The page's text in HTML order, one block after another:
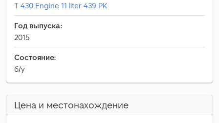
T 430 Engine 11 liter 439 PK
Год выпуска:
2015
Состояние:
б/у
Цена и местонахождение